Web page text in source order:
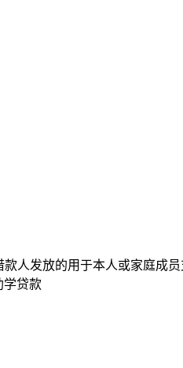
人发放的用于本人或家庭成
学贷款